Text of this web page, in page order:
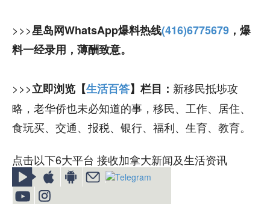
>>>星岛网WhatsApp爆料热线(416)6775679 ，爆
料一经录用，薄酬致意。
>>>立即浏览【生活百答】栏目： 新移民抵埗攻
略，老华侨也未必知道的事，移民、工作、居住、
食玩买、交通、报税、银行、福利、生育、教育。
点击以下6大平台 接收加拿大新闻及生活资讯